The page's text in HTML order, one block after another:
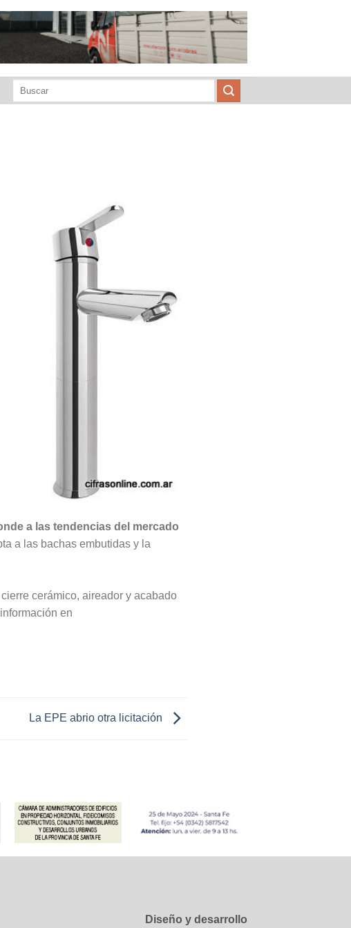
a las tendencias del mercado
a las bachas embutidas y la
cerámico, aireador y acabado
en
La EPE abrio otra licitación
Diseño y desarrollo